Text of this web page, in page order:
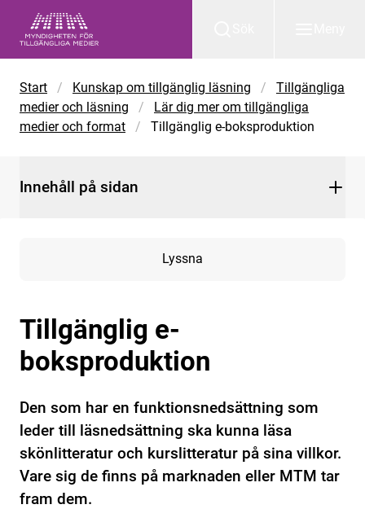
Start / Kunskap om tillgänglig läsning /
Tillgängliga
medier och läsning
/
Lär dig mer om tillgängliga
medier och format
/ Tillgänglig e-boksproduktion
Lyssna
Tillgänglig e-
boksproduktion
Den som har en funktionsnedsättning som
leder till läsnedsättning ska kunna läsa
skönlitteratur och kurslitteratur på sina villkor.
Vare sig de finns på marknaden eller MTM tar
fram dem.
Innehåll på sidan